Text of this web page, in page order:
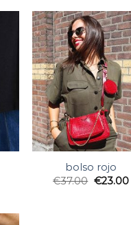
bolso rojo
€37.00 €23.00